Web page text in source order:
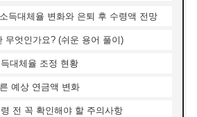
득대체율 변화와 은퇴 후 수령액 전망
무엇인가요? (쉬운 용어 풀이)
대체율 조정 현황
예상 연금액 변화
전 꼭 확인해야 할 주의사항